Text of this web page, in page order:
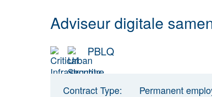
Adviseur digitale
PBLQ
Contract Type:
Permanent